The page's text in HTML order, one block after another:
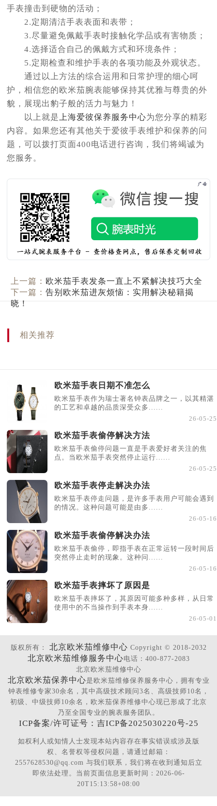
手表撞击到硬物的活动；
2.定期清洁手表表面和表带；
3.尽量避免佩戴手表时接触化学品或有害物质；
4.选择适合自己的佩戴方式和环境条件；
5.定期检查和维护手表的各项功能及外观状态。
通过以上方法的综合运用和日常护理的细心呵
护，相信您的欧米茄腕表能够保持其优雅与尊贵的外
貌，展现出豹子般的活力与魅力！
以上就是 上海爱彼保养服务中心为您分享的精彩
内容。如果您还有其他关于爱彼手表维护和保养的问
题，可以拨打页面400电话进行咨询，我们将竭诚为
您服务。
上一篇： 欧米茄手表发条一直上不紧解决技巧大全
下一篇：告别欧米茄进灰烦恼：实用解决秘籍揭
晓！
相关推荐
欧米茄手表日期不准怎么
欧米茄手表作为瑞士著名钟表品牌之一，以其精湛
的工艺和卓越的品质深受众多......
26-05-25
欧米茄手表偷停解决方法
欧米茄手表偷停问题一直是手表爱好者关注的焦
点。当欧米茄手表突然停止运行......
26-05-25
欧米茄手表停走解决办法
欧米茄手表停走问题，是许多手表用户可能会遇到
的情况。这种问题可能是由多......
26-05-16
欧米茄手表偷停解决办法
欧米茄手表偷停，即指手表在正常运转一段时间后
突然停止走时的现象。这种问......
26-05-16
欧米茄手表摔坏了原因是
欧米茄手表摔坏了，其原因可能多种多样，从日常
使用中的不当操作到手表本身......
26-05-01
版权所有： 北京欧米茄维修中心 Copyright © 2018-2032
北京欧米茄维修服务中心电话：400-877-2083
北京欧米茄维修中心
北京欧米茄保养中心是欧米茄维修保养服务中心，拥有专业
钟表维修专家30余名，其中高级技术顾问3名、高级技师10名，
初级、中级技师10余名，欧米茄保养维修中心现已形成了北京
乃至全国专业的腕表服务团队。
ICP备案/许可证号：吉ICP备2025030220号-25
如权利人或知情人士发现本站内容存在事实错误或涉及版
权、名誉权等侵权问题，请通过邮箱：
2557628530@qq.com 与我们联系，我们将在收到通知后立
即依法处理。当前页面信息更新时间：2026-06-
20T15:13:58+08:00